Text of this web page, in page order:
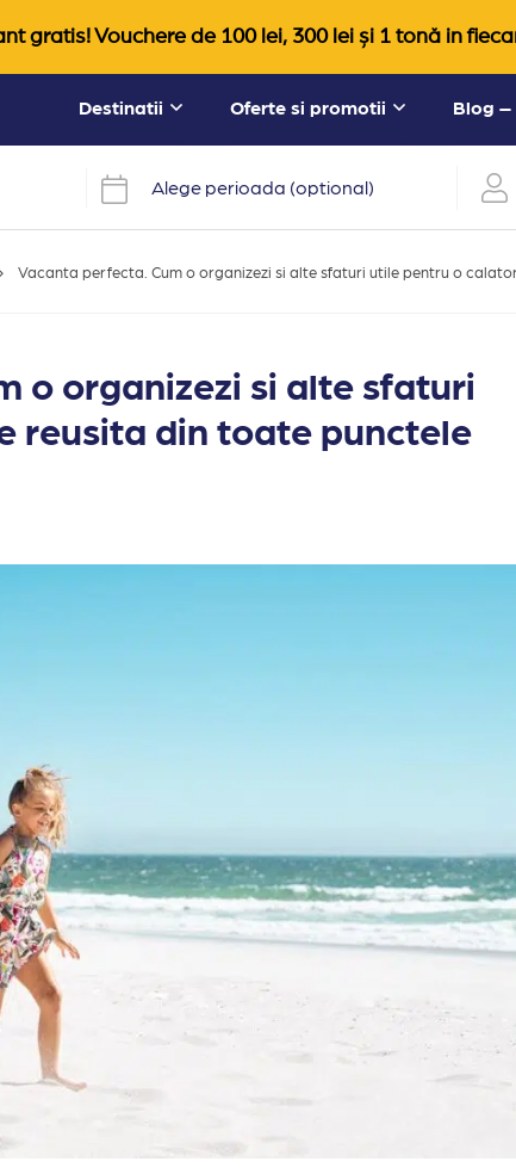
gratis! Vouchere de 100 lei, 300 lei și 1 tonă in
Destinatii Oferte si promotii Blog
Alege perioada (optional)
Vacanta perfecta. Cum o organizezi si alte sfaturi utile pentru o
o organizezi si alte sfaturi
reusita din toate punctele